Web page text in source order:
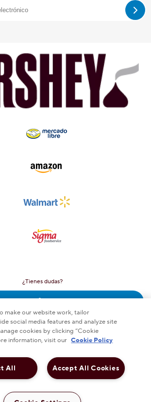
¿Tienes dudas?
Contáctanos
Política de privacidad
Aviso legal
y Cookies de Hershey
Sustentabilidad
make our website work, tailor
social media features and analyze site
cookies by clicking “Cookie
information, visit our Cookie Policy
Accept All Cookies
All